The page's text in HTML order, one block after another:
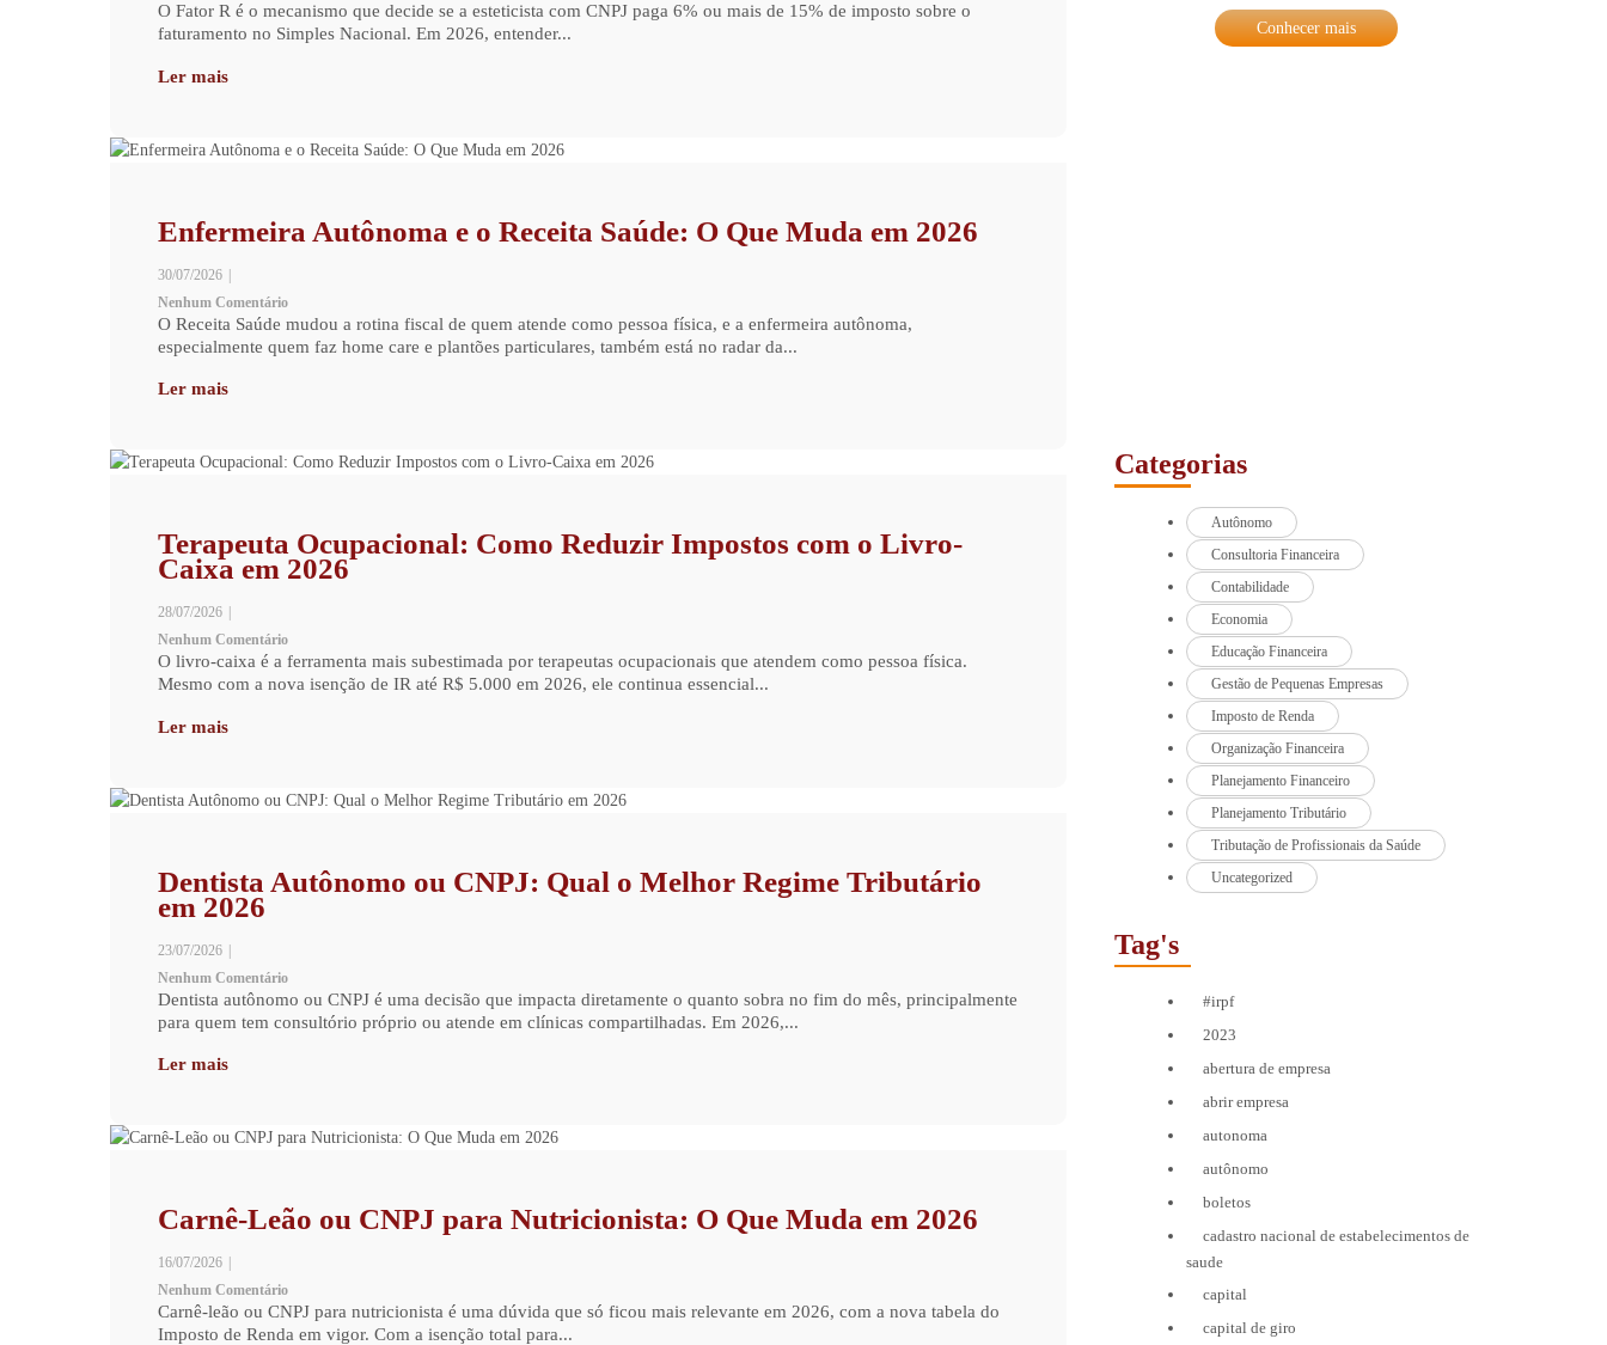
O Fator R é o mecanismo que decide se a esteticista com CNPJ paga 6% ou mais de 15% de imposto sobre o
faturamento no Simples Nacional. Em 2026, entender...
Ler mais
Enfermeira Autônoma e o Receita Saúde: O Que Muda em 2026
30/07/2026 |
Nenhum Comentário
O Receita Saúde mudou a rotina fiscal de quem atende como pessoa física, e a enfermeira autônoma,
especialmente quem faz home care e plantões particulares, também está no radar da...
Ler mais
Terapeuta Ocupacional: Como Reduzir Impostos com o Livro-
Caixa em 2026
28/07/2026
Nenhum Comentário
O livro-caixa é a ferramenta mais subestimada por terapeutas ocupacionais que atendem como pessoa física.
Mesmo com a nova isenção de IR até R$ 5.000 em 2026, ele continua essencial...
Ler mais
Dentista Autônomo ou CNPJ: Qual o Melhor Regime Tributário
em 2026
23/07/2026 |
Nenhum Comentário
Dentista autônomo ou CNPJ é uma decisão que impacta diretamente o quanto sobra no fim do mês, principalmente
para quem tem consultório próprio ou atende em clínicas compartilhadas. Em 2026,...
Ler mais
Carnê-Leão ou CNPJ para Nutricionista: O Que Muda em 2026
16/07/2026
Nenhum Comentário
Carnê-leão ou CNPJ para nutricionista é uma dúvida que só ficou mais relevante em 2026, com a nova tabela do
Imposto de Renda em vigor. Com a isenção total para...
Conhecer mais
Categorias
Autônomo
Consultoria Financeira
Contabilidade
Economia
Educação Financeira
Gestão de Pequenas Empresas
Imposto de Renda
Organização Financeira
Planejamento Financeiro
Planejamento Tributário
Tributação de Profissionais da Saúde
Uncategorized
Tag's
#irpf
2023
abertura de empresa
abrir empresa
autonoma
autônomo
boletos
cadastro nacional de estabelecimentos de
saude
capital
capital de giro